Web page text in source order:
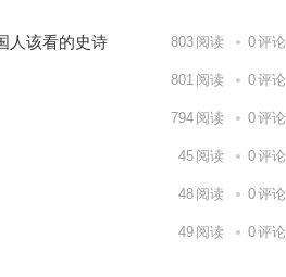
人该看的史诗 803 阅读 0评论
801 阅读 0评论
794 阅读 0评论
45 阅读 0评论
48 阅读 0评论
49 阅读 0评论